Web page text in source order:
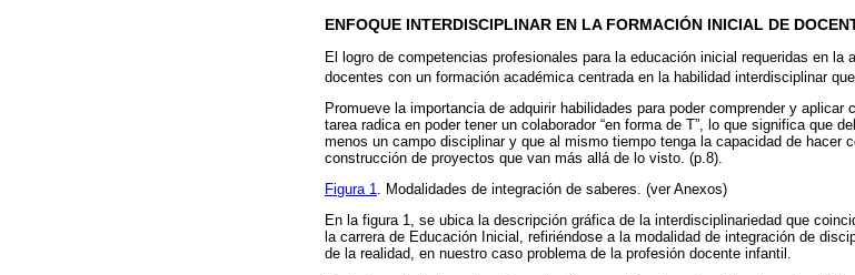
ENFOQUE INTERDISCIPLINAR EN LA FORMACIÓN INICIAL DE
El logro de competencias profesionales para la educación inicial requeridas en
docentes con un formación académica centrada en la habilidad interdisciplinar
Promueve la importancia de adquirir habilidades para poder comprender y
tarea radica en poder tener un colaborador “en forma de T”, lo que significa que
menos un campo disciplinar y que al mismo tiempo tenga la capacidad de hacer
construcción de proyectos que van más allá de lo visto. (p.8).
Figura 1. Modalidades de integración de saberes. (ver Anexos)
En la figura 1, se ubica la descripción gráfica de la interdisciplinariedad que
la carrera de Educación Inicial, refiriéndose a la modalidad de integración de
de la realidad, en nuestro caso problema de la profesión docente infantil.